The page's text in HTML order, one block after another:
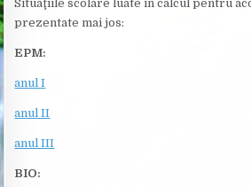
Situaţiile scolare luate în calcul pentru
prezentate mai jos:
EPM:
anul I
anul II
anul III
BIO: